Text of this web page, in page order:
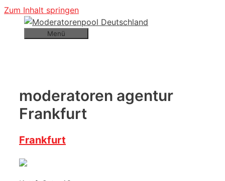
Zum Inhalt springen
Menü
moderatoren agentur
Frankfurt
Frankfurt